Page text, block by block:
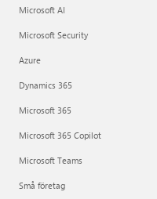
Microsoft AI
Microsoft Security
Azure
Dynamics 365
Microsoft 365
Microsoft 365 Copilot
Microsoft Teams
Små företag